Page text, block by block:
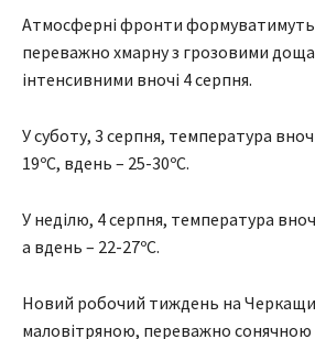
Атмосферні фронти формуватимуть
переважно хмарну з грозовими
інтенсивними вночі 4 серпня.
У суботу, 3 серпня, температура
19ºС, вдень – 25-30ºС.
У неділю, 4 серпня, температура
а вдень – 22-27ºС.
Новий робочий тиждень на
маловітряною, переважно